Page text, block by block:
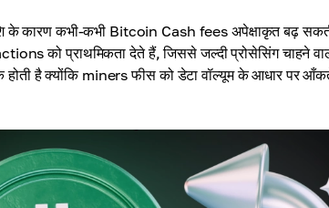
के कारण कभी-कभी Bitcoin Cash fees अपेक्षाकृत बढ़
को प्राथमिकता देते हैं, जिससे जल्दी प्रोसेसिंग चाहने
है क्योंकि miners फीस को डेटा वॉल्यूम के आधार पर